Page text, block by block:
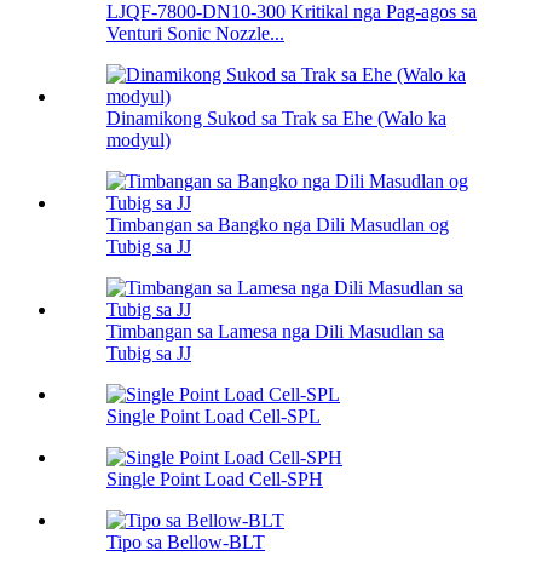
LJQF-7800-DN10-300 Kritikal nga Pag-agos sa
Venturi Sonic Nozzle...
Dinamikong Sukod sa Trak sa Ehe (Walo ka
modyul)
Timbangan sa Bangko nga Dili Masudlan og
Tubig sa JJ
Timbangan sa Lamesa nga Dili Masudlan sa
Tubig sa JJ
Single Point Load Cell-SPL
Single Point Load Cell-SPH
Tipo sa Bellow-BLT